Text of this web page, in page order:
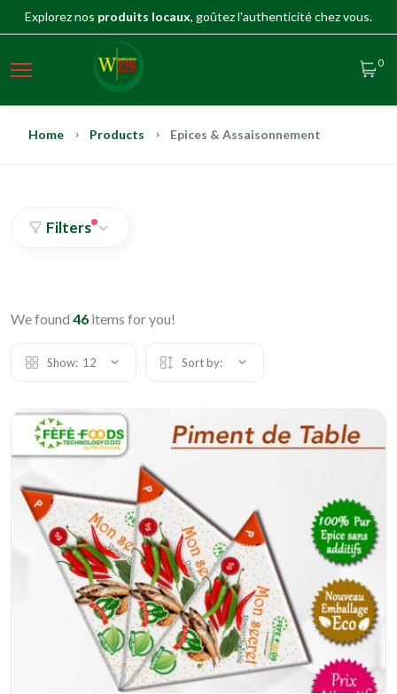
Explorez nos produits locaux, goûtez l'authenticité chez vous.
0
Home Products Epices & Assaisonnement
Filters
We found 46 items for you!
Show: 12 Sort by: